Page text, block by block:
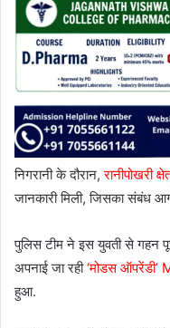
निगरानी के दौरान,रानीपोखरी
जानकारी मिली, जिसका संबंध
पुलिस टीम ने इस युवती से गहन
अपनाई जा रही‘मोडस ऑपरेंडी’
हुआ.